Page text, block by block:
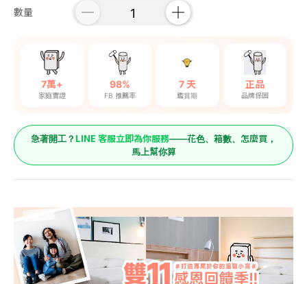
數量
7萬+
家庭實證
98%
FB 推薦率
7 天
鑑賞期
正品
品牌保固
急著開工？ LINE 客服立即為你服務——花色、箱數、怎麼買，
馬上幫你算